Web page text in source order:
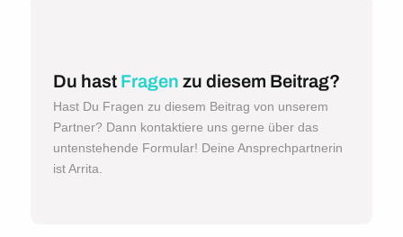
Du hast Fragen zu diesem Beitrag?
Hast Du Fragen zu diesem Beitrag von unserem
Partner? Dann kontaktiere uns gerne über das
untenstehende Formular! Deine Ansprechpartnerin
ist Arrita.